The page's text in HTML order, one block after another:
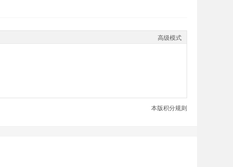
高级模式
本版积分规则